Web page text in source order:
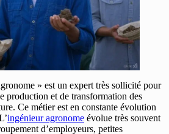
» est un expert très sollicité pour
production et de transformation des
Ce métier est en constante évolution
ingénieur agronome évolue très souvent
d’employeurs, petites